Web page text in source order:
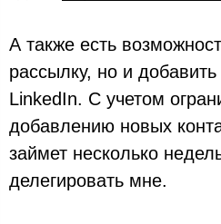
А также есть
рассылку, но и добавить
LinkedIn. С учетом
добавлению новых
займет несколько
делегировать мне.